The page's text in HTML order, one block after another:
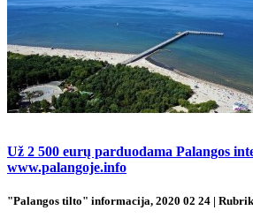
Už 2 500 eurų parduodama Palangos
www.palangoje.info
"Palangos tilto" informacija, 2020 02 24 |